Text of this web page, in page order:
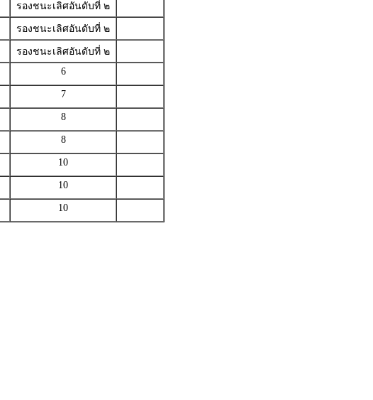
รองชนะเลิศอันดับที่ ๒
รองชนะเลิศอันดับที่ ๒
รองชนะเลิศอันดับที่ ๒
6
7
8
8
10
10
10